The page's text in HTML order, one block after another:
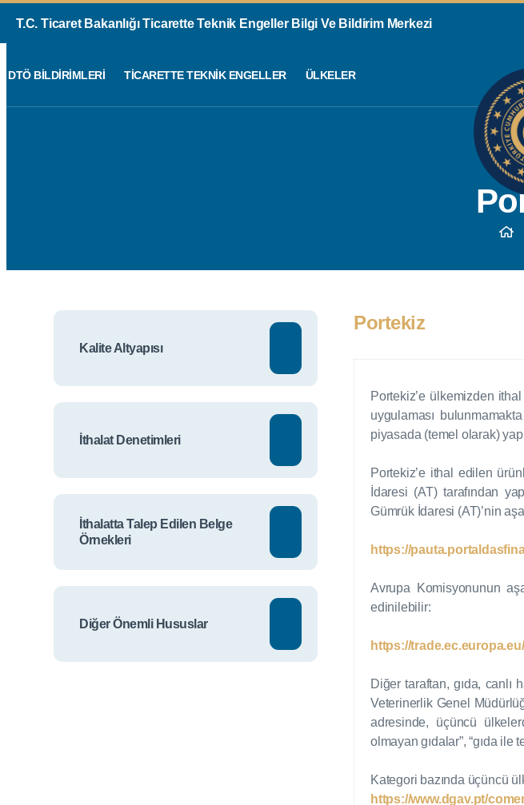
T.C. Ticaret Bakanlığı Ticarette Teknik Engeller Bilgi Ve Bildirim Merkezi
DTÖ BILDIRIMLERI TICARETTE TEKNIK ENGELLER ÜLKELER
Kalite Altyapısı
İthalat Denetimleri
İthalatta Talep Edilen Belge
Örnekleri
Diğer Önemli Hususlar
Portekiz
Portekiz’e ülkemizden
uygulaması
piyasada (temel olarak)
Portekiz’e ithal edilen
İdaresi (AT) tarafından
Gümrük İdaresi (AT)’nin
https://
Avrupa Komisyonunun
edinilebilir:
https://
Diğer taraftan, gıda, canlı
Veterinerlik Genel
adresinde, üçüncü
olmayan gıdalar”, “gıda ile
Kategori bazında üçüncü
https://www.dgav.pt/